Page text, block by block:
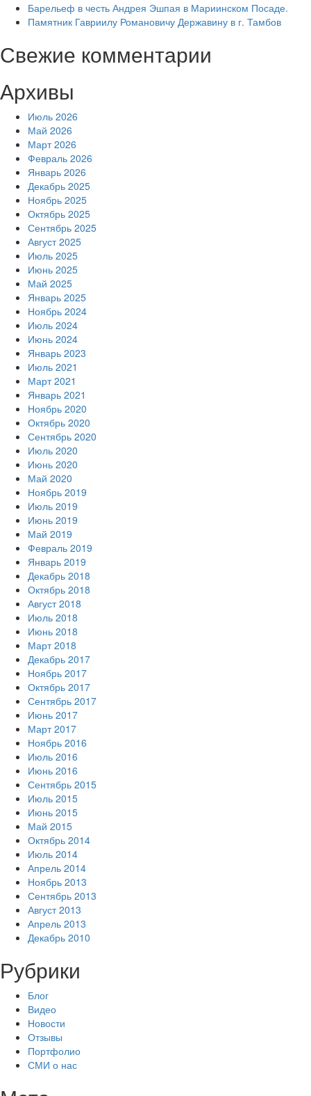
Барельеф в честь Андрея Эшпая в Мариинском Посаде.
Памятник Гавриилу Романовичу Державину в г. Тамбов
Свежие комментарии
Архивы
Июль 2026
Май 2026
Март 2026
Февраль 2026
Январь 2026
Декабрь 2025
Ноябрь 2025
Октябрь 2025
Сентябрь 2025
Август 2025
Июль 2025
Июнь 2025
Май 2025
Январь 2025
Ноябрь 2024
Июль 2024
Июнь 2024
Январь 2023
Июль 2021
Март 2021
Январь 2021
Ноябрь 2020
Октябрь 2020
Сентябрь 2020
Июль 2020
Июнь 2020
Май 2020
Ноябрь 2019
Июль 2019
Июнь 2019
Май 2019
Февраль 2019
Январь 2019
Декабрь 2018
Октябрь 2018
Август 2018
Июль 2018
Июнь 2018
Март 2018
Декабрь 2017
Ноябрь 2017
Октябрь 2017
Сентябрь 2017
Июнь 2017
Март 2017
Ноябрь 2016
Июль 2016
Июнь 2016
Сентябрь 2015
Июль 2015
Июнь 2015
Май 2015
Октябрь 2014
Июль 2014
Апрель 2014
Ноябрь 2013
Сентябрь 2013
Август 2013
Апрель 2013
Декабрь 2010
Рубрики
Блог
Видео
Новости
Отзывы
Портфолио
СМИ о нас